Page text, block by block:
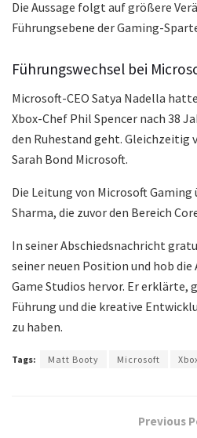
Die Aussage folgt auf größere
Führungsebene der Gaming-
Führungswechsel bei
Microsoft-CEO Satya Nadella
Xbox-Chef Phil Spencer nach 38
den Ruhestand geht. Gleichzeitig
Sarah Bond Microsoft.
Die Leitung von Microsoft
Sharma, die zuvor den Bereich
In seiner Abschiedsnachricht
seiner neuen Position und hob
Game Studios hervor. Er erklärte,
Führung und die kreative
zu haben.
Tags: Matt Booty Microsoft
Previous